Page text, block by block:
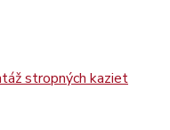
stropných kaziet